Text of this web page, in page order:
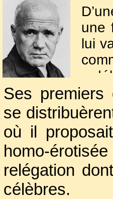
Ses premiers
se
où il
homo-érotisée
relégation
célèbres.
une
lui
«
Son